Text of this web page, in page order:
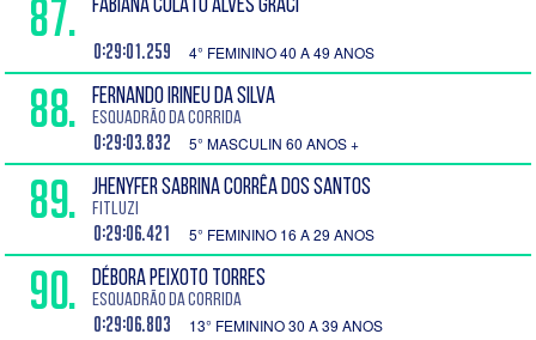
87. FABIANA COLATO ALVES GRACI
0:29:01.259 4° FEMININO 40 A 49 ANOS
88. FERNANDO IRINEU DA SILVA
Esquadrão da Corrida
0:29:03.832 5° MASCULIN 60 ANOS +
89. JHENYFER SABRINA CORRÊA DOS SANTOS
FitLuzi
0:29:06.421 5° FEMININO 16 A 29 ANOS
90. DÉBORA PEIXOTO TORRES
Esquadrão da Corrida
0:29:06.803 13° FEMININO 30 A 39 ANOS